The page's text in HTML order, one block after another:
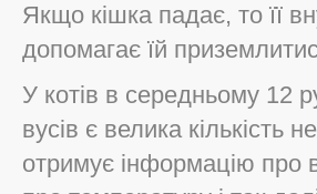
Якщо кішка падає, то її
допомагає їй
У котів в середньому 12
вусів є велика кількість
отримує інформацію про